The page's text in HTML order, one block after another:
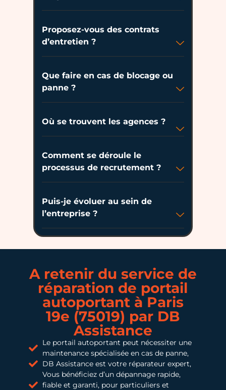
Proposez-vous des contrats
d’entretien ?
Que faire en cas de blocage ou
panne ?
Où se trouvent les agences ?
Comment se déroule le
processus de recrutement ?
Puis-je évoluer au sein de
l’entreprise ?
A retenir du service de
réparation de portail
autoportant à Paris
19e (75019) par DB
Assistance
Le portail autoportant peut nécessiter une
maintenance spécialisée en cas de panne,
DB Assistance est votre réparateur expert,
Vous bénéficiez d’un dépannage rapide,
fiable et garanti, pour particuliers et